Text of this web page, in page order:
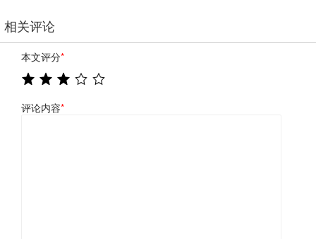
相关评论
本文评分*
评论内容*